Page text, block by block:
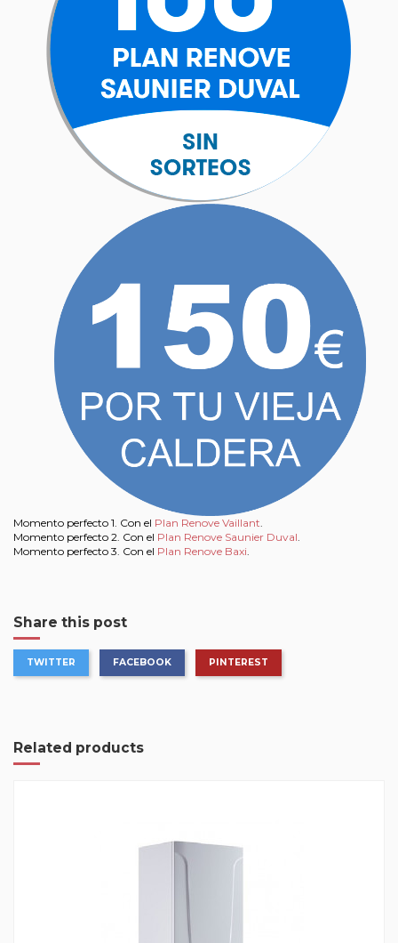
Momento perfecto 1. Con el Plan Renove Vaillant
Momento perfecto 2. Con el Plan Renove Saunier Duval
Momento perfecto 3. Con el Plan Renove Baxi
Share this post
TWITTER FACEBOOK PINTEREST
Related products